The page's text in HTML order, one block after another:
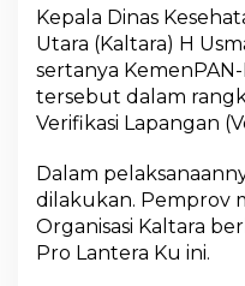
Kepala Dinas
Utara (Kaltara) H
sertanya
tersebut dalam
Verifikasi Lapangan
Dalam
dilakukan. Pemprov
Organisasi Kaltara
Pro Lantera Ku ini.